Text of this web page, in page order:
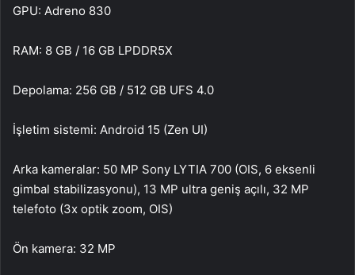
GPU: Adreno 830
RAM: 8 GB / 16 GB LPDDR5X
Depolama: 256 GB / 512 GB UFS 4.0
İşletim sistemi: Android 15 (Zen UI)
Arka kameralar: 50 MP Sony LYTIA 700 (OIS, 6 eksenli
gimbal stabilizasyonu), 13 MP ultra geniş açılı, 32 MP
telefoto (3x optik zoom, OIS)
Ön kamera: 32 MP